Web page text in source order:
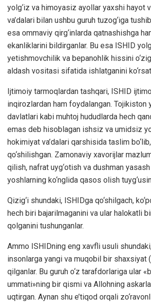
yolg‘iz va himoyasiz ayollar yaxshi hayot
va’dalari bilan ushbu guruh tuzog‘iga
esa ommaviy qirg‘inlarda qatnashishga
ekanliklarini bildirganlar. Bu esa ISHID
yetishmovchilik va bepanohlik hissini
aldash vositasi sifatida ishlatganini
Ijtimoiy tarmoqlardan tashqari, ISHID
inqirozlardan ham foydalangan. Tojikiston
davlatlari kabi muhtoj hududlarda hech
emas deb hisoblagan ishsiz va umidsiz
hokimiyat va’dalari qarshisida taslim
qo‘shilishgan. Zamonaviy xavorijlar
qilish, nafrat uyg‘otish va dushman
yoshlarning ko‘nglida qasos olish
Qizig‘i shundaki, ISHIDga qo‘shilgach,
hech biri bajarilmaganini va ular halokatli
qolganini tushunganlar.
Ammo ISHIDning eng xavfli usuli
insonlarga yangi va muqobil bir
qilganlar. Bu guruh o‘z tarafdorlariga ular
ummati»ning bir qismi va Allohning
uqtirgan. Aynan shu e’tiqod orqali